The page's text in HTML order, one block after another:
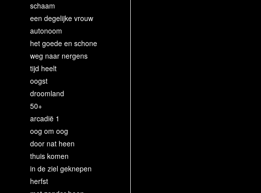
schaam
een degelijke vrouw
autonoom
het goede en schone
weg naar nergens
tijd heelt
oogst
droomland
50+
arcadië 1
oog om oog
door nat heen
thuis komen
in de ziel geknepen
herfst